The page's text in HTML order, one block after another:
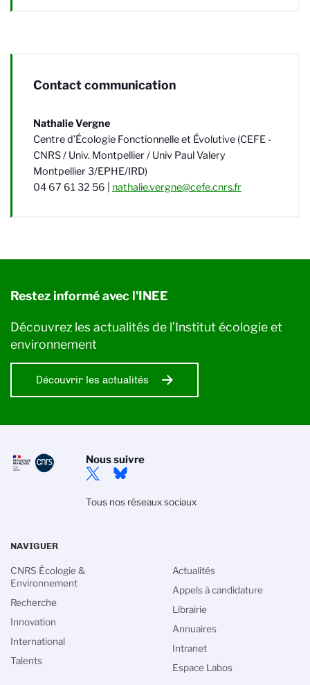
Contact communication
Nathalie Vergne
Centre d’Écologie Fonctionnelle et Évolutive (CEFE -
CNRS / Univ. Montpellier / Univ Paul Valery
Montpellier 3/EPHE/IRD)
04 67 61 32 56 | nathalie.vergne@cefe.cnrs.fr
Restez informé avec l'INEE
Découvrez les actualités de l’Institut écologie et
environnement
Découvrir les actualités
Nous suivre
Tous nos réseaux sociaux
NAVIGUER
CNRS Écologie &
Environnement
Recherche
Innovation
International
Talents
Actualités
Appels à candidature
Librairie
Annuaires
Intranet
Espace Labos